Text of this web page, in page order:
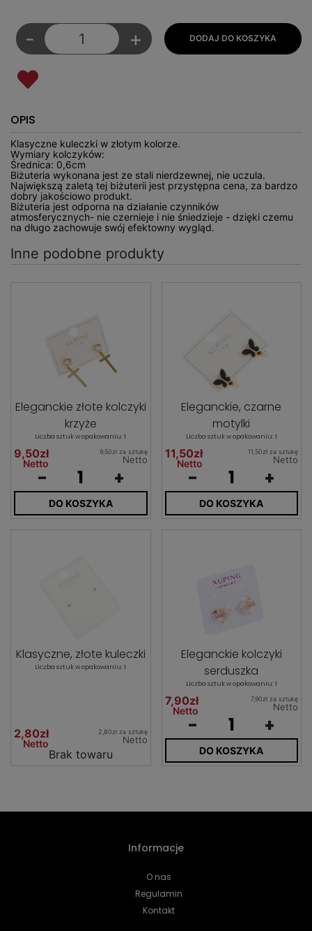
- +
OPIS
Klasyczne kuleczki w złotym kolorze.
Wymiary kolczyków:
Średnica: 0,6cm
Biżuteria wykonana jest ze stali nierdzewnej, nie uczula.
Największą zaletą tej biżuterii jest przystępna cena, za bardzo
dobry jakościowo produkt.
Biżuteria jest odporna na działanie czynników
atmosferycznych- nie czernieje i nie śniedzieje - dzięki czemu
na długo zachowuje swój efektowny wygląd.
Inne podobne produkty
Eleganckie złote kolczyki
krzyże
Liczba sztuk w opakowaniu: 1
9,50zł
Netto
9,50zł za sztukę
Netto
- +
DO KOSZYKA
Eleganckie, czarne
motylki
Liczba sztuk w opakowaniu: 1
11,50zł
Netto
11,50zł za sztukę
Netto
- +
DO KOSZYKA
Klasyczne, złote kuleczki
Liczba sztuk w opakowaniu: 1
2,80zł
Netto
2,80zł za sztukę
Netto
Brak towaru
Eleganckie kolczyki
serduszka
Liczba sztuk w opakowaniu: 1
7,90zł
Netto
7,90zł za sztukę
Netto
- +
DO KOSZYKA
Informacje
O nas
Regulamin
Kontakt